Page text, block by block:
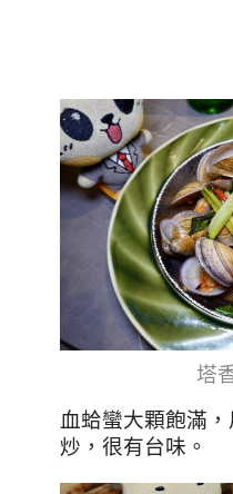
塔
血蛤蠻大顆飽滿
炒，很有台味。